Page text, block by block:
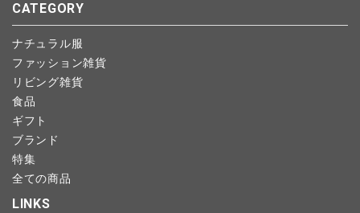
CATEGORY
ナチュラル服
ファッション雑貨
リビング雑貨
食品
ギフト
ブランド
特集
全ての商品
LINKS